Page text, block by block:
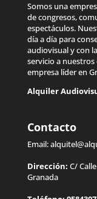
Somos una
de congresos,
espectáculos.
día a día para
audiovisual y con
servicio a
empresa líder en
Alquiler
Contacto
Email:
Dirección: C/
Granada